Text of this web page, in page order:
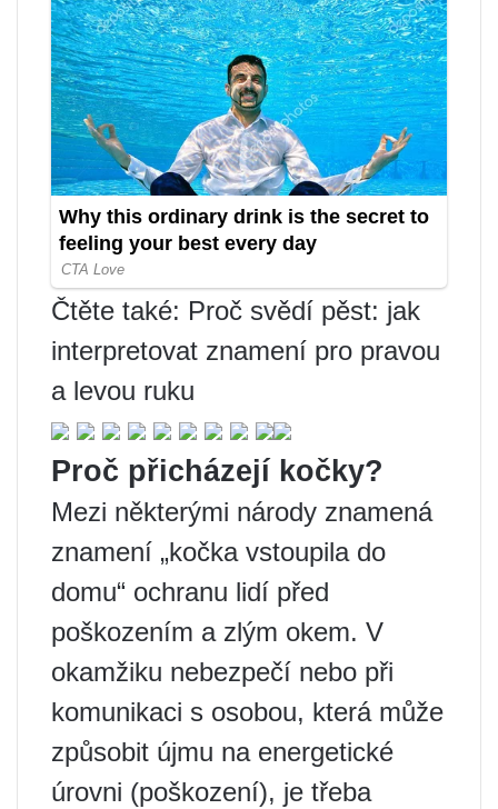
Čtěte také: Proč svědí pěst: jak
interpretovat znamení pro pravou
a levou ruku
Proč přicházejí kočky?
Mezi některými národy znamená
znamení „kočka vstoupila do
domu“ ochranu lidí před
poškozením a zlým okem. V
okamžiku nebezpečí nebo při
komunikaci s osobou, která může
způsobit újmu na energetické
úrovni (poškození), je třeba